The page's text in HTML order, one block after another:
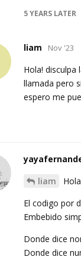
5 YEARS LATER
liam Nov '23
Hola!
llamada pero
espero me
liam
El codigo por
Embebido
Donde dice
Donde dice